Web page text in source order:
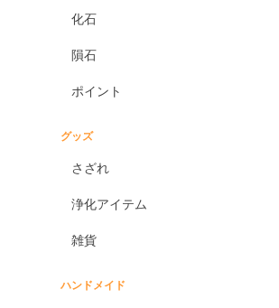
化石
隕石
ポイント
グッズ
さざれ
浄化アイテム
雑貨
ハンドメイド